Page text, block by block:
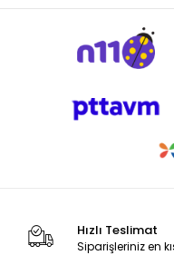
Hızlı Teslimat
Siparişleriniz en